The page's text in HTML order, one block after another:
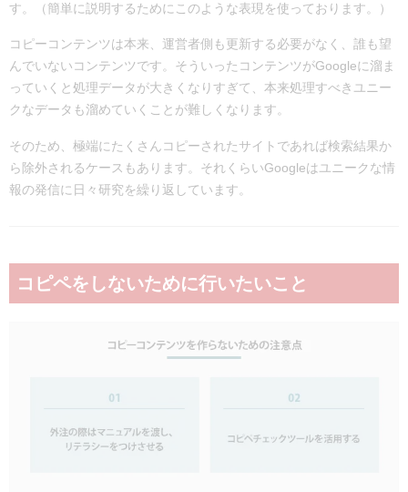
す。（簡単に説明するためにこのような表現を使っております。）
コピーコンテンツは本来、運営者側も更新する必要がなく、誰も望
んでいないコンテンツです。そういったコンテンツがGoogleに溜ま
っていくと処理データが大きくなりすぎて、本来処理すべきユニー
クなデータも溜めていくことが難しくなります。
そのため、極端にたくさんコピーされたサイトであれば検索結果か
ら除外されるケースもあります。それくらいGoogleはユニークな情
報の発信に日々研究を繰り返しています。
コピペをしないために行いたいこと